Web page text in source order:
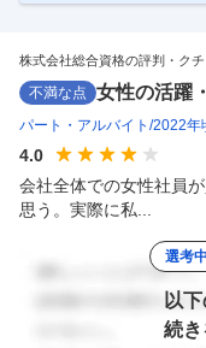
株式会社総合資格の評判・ク
不満な点 女性の活躍
パート・アルバイト 2022年
4.0
会社全体での女性社員
思う。実際に私...
選考中
以
続